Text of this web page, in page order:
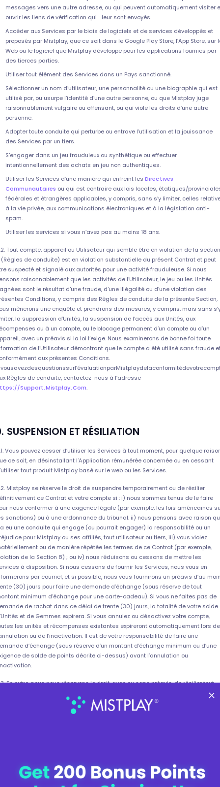
messages vers une autre adresse, ou qui peuvent automatiquement visiter
ouvrir les liens de vérification qui leur sont envoyés.
Accéder aux Services par le biais de logiciels et de services développés et
proposés par Mistplay, que ce soit dans le Google Play Store, l’App Store, sur
Web ou le logiciel que Mistplay développe pour les applications fournies par
des tierces parties.
Utiliser tout élément des Services dans un Pays sanctionné.
Sélectionner un nom d’utilisateur, une personnalité ou une biographie qui est
utilisé par, ou usurpe l’identité d’une autre personne, ou que Mistplay juge
raisonnablement vulgaire ou offensant, ou qui viole les droits d’une autre
personne.
Adopter toute conduite qui perturbe ou entrave l’utilisation et la jouissance
des Services par un tiers.
S’engager dans un jeu frauduleux ou synthétique ou effectuer
intentionnellement des achats en jeu non authentiques.
Utiliser les Services d’une manière qui enfreint les Directives
Communautaires ou qui est contraire aux lois locales, étatiques/
fédérales et étrangères applicables, y compris, sans s’y limiter, celles
à la vie privée, aux communications électroniques et à la législation anti-
spam.
Utiliser les services si vous n’avez pas au moins 18 ans.
Tout compte, appareil ou Utilisateur qui semble être en violation de la section
de conduite) est en violation substantielle du présent Contrat et peut
suspecté et signalé aux autorités pour une activité frauduleuse. Si nous
raisonnablement que les activités de l’Utilisateur, le jeu ou les Unités
sont le résultat d’une fraude, d’une illégalité ou d’une violation des
Conditions, y compris des Règles de conduite de la présente Section,
mènerons une enquête et prendrons des mesures, y compris, mais sans
la suppression d’Unités, la suspension de l’accès aux Unités, aux
ou à un compte, ou le blocage permanent d’un compte ou d’un
avec un préavis si la loi l’exige. Nous examinerons de bonne foi toute
de l’Utilisateur démontrant que le compte a été utilisé sans fraude
aux présentes Conditions.
Règles de conduite, contactez-nous à l’adresse
support.mistplay.com.
SUSPENSION ET RÉSILIATION
Vous pouvez cesser d’utiliser les Services à tout moment, pour quelque
ce soit, en désinstallant l’Application rémunérée concernée ou en cessant
tout produit Mistplay basé sur le web ou les Services.
Mistplay se réserve le droit de suspendre temporairement ou de résilier
ce Contrat et votre compte si : i) nous sommes tenus de le faire
nous conformer à une exigence légale (par exemple, les lois américaines
sanctions) ou à une ordonnance du tribunal. ii) nous pensons avec raison
eu une conduite qui engage (ou pourrait engager) la responsabilité ou un
pour Mistplay ou ses affiliés, tout utilisateur ou tiers, iii) vous violez
ou de manière répétée les termes de ce Contrat (par exemple,
de la Section 8) ; ou iv) nous réduisons ou cessons de mettre les
à disposition. Si nous cessons de fournir les Services, nous vous en
par courriel, et si possible, nous vous fournirons un préavis d’au
(30) jours pour faire une demande d’échange (sous réserve de tout
minimum d’échange pour une carte-cadeau). Si vous ne faites pas de
de rachat dans ce délai de trente (30) jours, la totalité de votre solde
et de Gemmes expirera. Si vous annulez ou désactivez votre compte,
les unités et récompenses existantes expireront automatiquement lors de
ou de l’inactivation. Il est de votre responsabilité de faire une
d’échange (sous réserve d’un montant d’échange minimum ou d’une
de solde de points décrite ci-dessus) avant l’annulation ou
En outre, nous nous réservons le droit, avec ou sans préavis, de résilier tout
inactif pendant une période consécutive de dix-huit (18) mois. Un
considéré comme inactif lorsque : i) aucune Unité n’a été gagnée ou
et ii) il n’y a pas eu d’accès ou de tentative d’accès aux Services
plus participer aux Services sans l’autorisation expresse de Mistplay. Il
que vous ne puissiez plus accéder aux données de jeu, aux objets virtuels,